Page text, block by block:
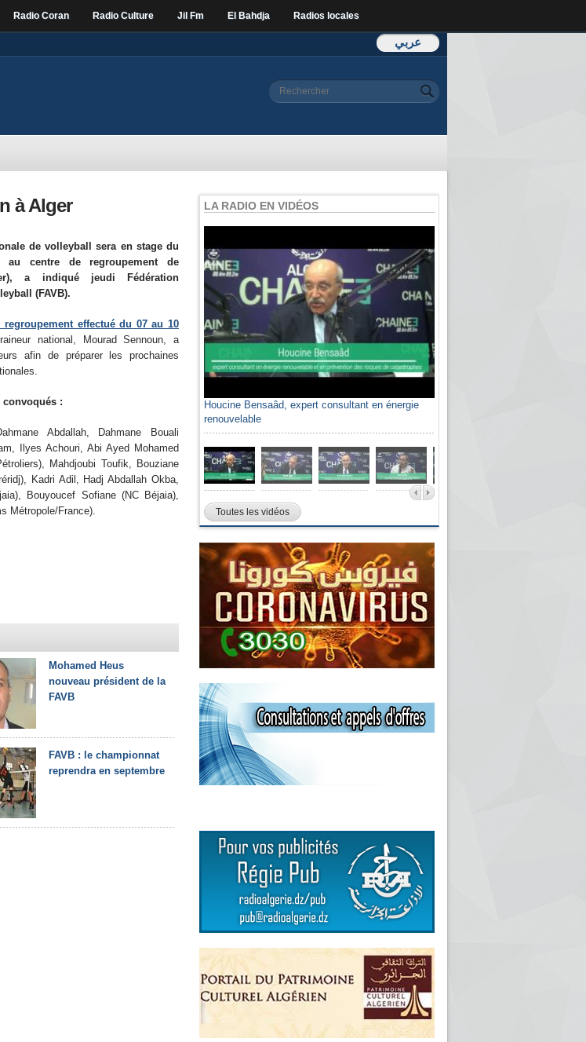
Radio Coran Radio Culture Jil Fm El Bahdja Radios locales
عربي
Formulaire de
Rechercher
à Alger
de volleyball sera en stage du
centre de regroupement de
a indiqué jeudi Fédération
(FAVB).
regroupement effectué du 07 au 10
national, Mourad Sennoun, a
afin de préparer les prochaines
convoqués :
Abdallah, Dahmane Bouali
Ilyes Achouri, Abi Ayed Mohamed
Mahdjoubi Toufik, Bouziane
Kadri Adil, Hadj Abdallah Okba,
Bouyoucef Sofiane (NC Béjaia),
Métropole/France).
Mohamed Heus
nouveau président de la
FAVB
FAVB : le championnat
reprendra en septembre
LA RADIO EN VIDÉOS
Houcine Bensaâd, expert consultant en énergie
renouvelable
Toutes les vidéos